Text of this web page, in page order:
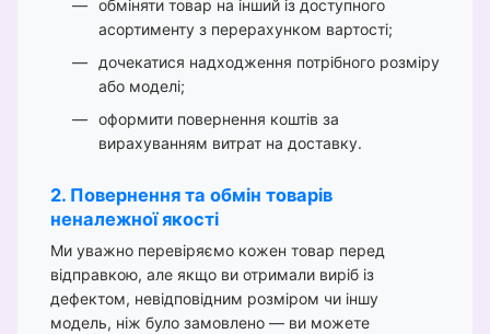
обміняти товар на інший із доступного
асортименту з перерахунком вартості;
дочекатися надходження потрібного розміру
або моделі;
оформити повернення коштів за
вирахуванням витрат на доставку.
2. Повернення та обмін товарів
неналежної якості
Ми уважно перевіряємо кожен товар перед
відправкою, але якщо ви отримали виріб із
дефектом, невідповідним розміром чи іншу
модель, ніж було замовлено — ви можете